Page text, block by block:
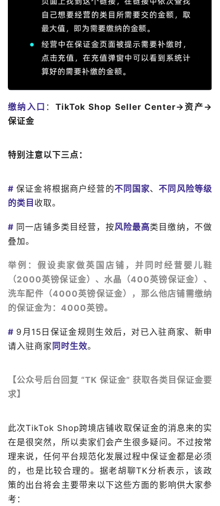
缴纳入口 ： TikTok Shop Seller Center→资产→
保证金
特别注意以下三点：
#保证金将根据商户经营的不同国家、不同风险等级
的类目 收取。
# 同一店铺多类目经营，按风险最高类目缴纳，不做
叠加。
举例：假设卖家做英国店铺，并同时经营婴儿鞋
（2000英镑保证金）、水晶（400英镑保证金）、
洗车配件（4000英镑保证金），那么他店铺需缴纳
的保证金为：4000英镑。
# 9月15日保证金规则生效后，对已入驻商家、新申
请入驻商家 同时生效。
【公众号后台回复 “TK 保证金” 获取各类目保证金要
求】
此次TikTok Shop跨境店铺收取保证金的消息来的实
在是很突然，所以卖家们会产生很多疑问。不过按常
理来说，任何平台规范化发展过程中保证金都是必须
的，也是比较合理的。据老胡聊TK分析表示，该政
策的出台将会主要带来以下这些方面的影响供大家参
考：